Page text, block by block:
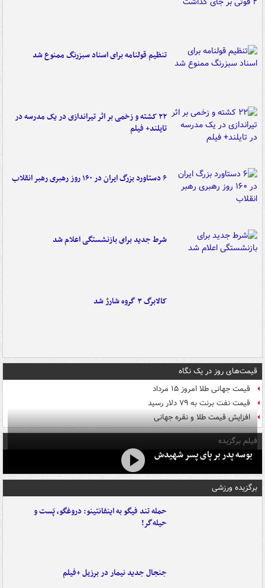
تنظیم قولنامه برای اسناد سبزرنگ ممنوع شد
۲۲ کشته و زخمی بر اثر تیراندازی در یک مدرسه در
تایلند+ فیلم
۶ دستاورد بزرگ ایران در ۱۶۰ روز رهبری رهبر انقلاب
شرط جدید برای بازنشستگی اعلام شد
کالابرگ ۳ گروه شارژ شد
قیمت‌های روز در یک نگاه
قیمت جهانی طلا امروز ۱۵ مرداد
قیمت نفت برنت به ۷۹ دلار رسید
افزایش قیمت طلا و نقره جهانی
فیلم برگزیده
بوسه‌ پدر بر پای پسر شهیدش
برگزیده ورزشی
حمله تند فیگو به اینفانتینو: دروغگو، پَست‌ و
حیله‌گر!
جنجال جدید نیمار در برزیل +فیلم